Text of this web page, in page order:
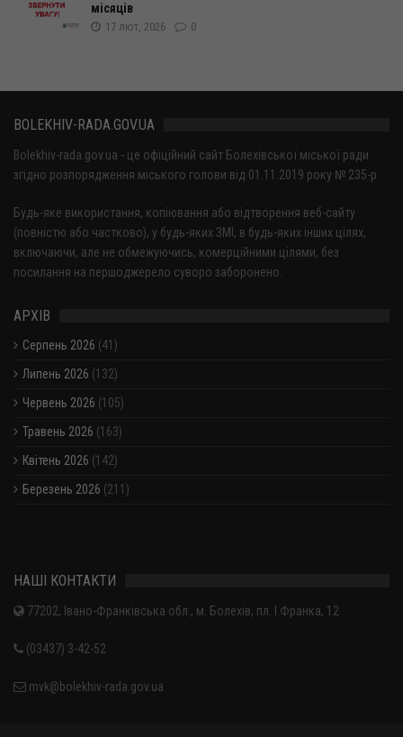
місяців
17 лют, 2026 0
BOLEKHIV-RADA.GOV.UA
Bolekhiv-rada.gov.ua - це офіційний сайт Болехівської міської ради
згідно розпорядження міського голови від 01.11.2019 року № 235-р
Будь-яке використання, копіювання або відтворення веб-сайту
(повністю або частково), у будь-яких ЗМІ, в будь-яких інших цілях,
включаючи, але не обмежуючись, комерційними цілями, без
посилання на першоджерело суворо заборонено.
АРХІВ
Серпень 2026 (41)
Липень 2026 (132)
Червень 2026 (105)
Травень 2026 (163)
Квітень 2026 (142)
Березень 2026 (211)
НАШІ КОНТАКТИ
77202, Івано-Франківська обл., м. Болехів, пл. І.Франка, 12
(03437) 3-42-52
mvk@bolekhiv-rada.gov.ua